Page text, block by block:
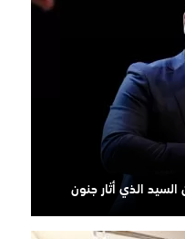
الذي أثار جنون